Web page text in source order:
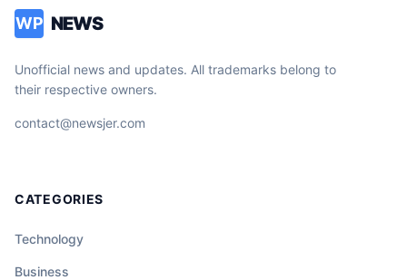
WP NEWS
Unofficial news and updates. All trademarks belong to
their respective owners.
contact@newsjer.com
CATEGORIES
Technology
Business